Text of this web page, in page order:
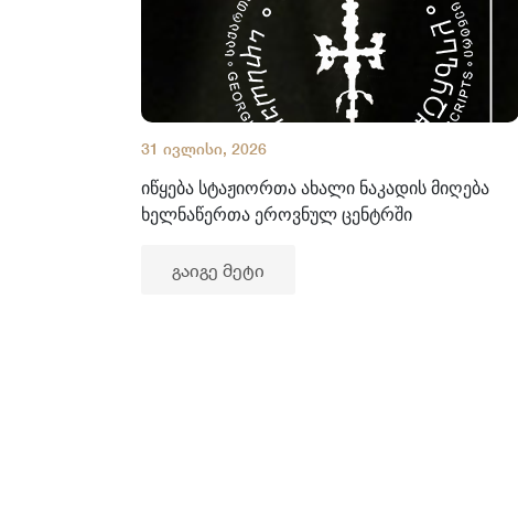
31 ივლისი, 2026
იწყება სტაჟიორთა ახალი ნაკადის მიღება
ხელნაწერთა ეროვნულ ცენტრში
გაიგე მეტი